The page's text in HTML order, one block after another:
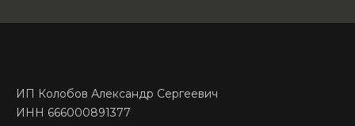
ИП Колобов Александр Сергеевич
ИНН 666000891377